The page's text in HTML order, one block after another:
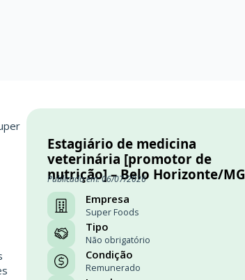
Estagiário de medicina
veterinária [promotor de
nutrição] – Belo Horizonte/MG
Publicado em: 06/07/2026
Empresa
Super Foods
Tipo
Não obrigatório
Condição
Remunerado